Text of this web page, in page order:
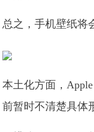
总之，手机壁纸将
本土化方面，
前暂时不清楚具体